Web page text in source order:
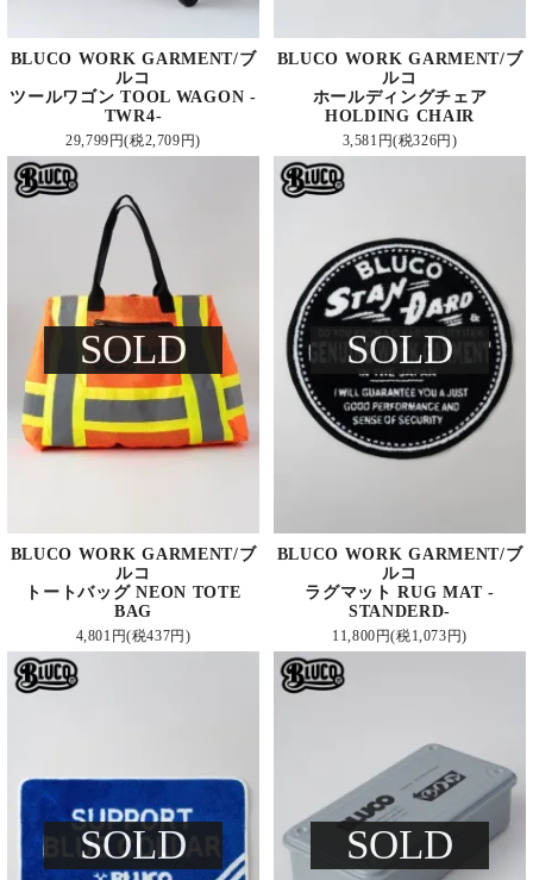
BLUCO WORK GARMENT/ブ
ルコ
ツールワゴン TOOL WAGON -
TWR4-
29,799円(税2,709円)
BLUCO WORK GARMENT/ブ
ルコ
ホールディングチェア
HOLDING CHAIR
3,581円(税326円)
SOLD
BLUCO WORK GARMENT/ブ
ルコ
トートバッグ NEON TOTE
BAG
4,801円(税437円)
SOLD
BLUCO WORK GARMENT/ブ
ルコ
ラグマット RUG MAT -
STANDERD-
11,800円(税1,073円)
SOLD SOLD